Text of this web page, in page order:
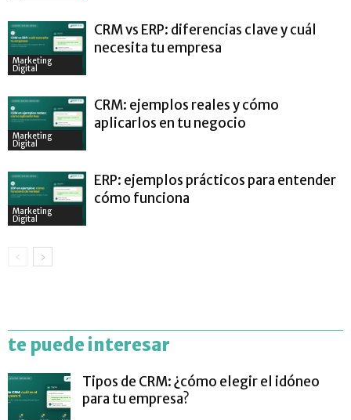
Marketing
Digital
CRM vs ERP: diferencias clave y cuál
necesita tu empresa
Marketing
Digital
CRM: ejemplos reales y cómo
aplicarlos en tu negocio
Marketing
Digital
ERP: ejemplos prácticos para entender
cómo funciona
te puede interesar
Tipos de CRM: ¿cómo elegir el idóneo
para tu empresa?